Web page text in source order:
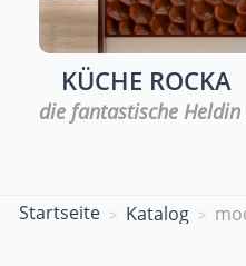
KÜCHE ROCKA
die fantastische Heldin
Startseite Katalog